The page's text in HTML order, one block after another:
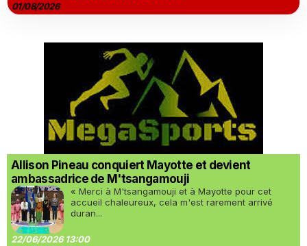
01/08/2026
Allison Pineau conquiert Mayotte et devient
ambassadrice de M'tsangamouji
« Merci à M'tsangamouji et à Mayotte pour cet
accueil chaleureux, cela m'est rarement arrivé
duran...
22/06/2026 13:00